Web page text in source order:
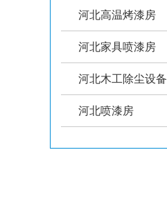
河北高温烤漆房
河北家具喷漆房
河北木工除尘设备
河北喷漆房